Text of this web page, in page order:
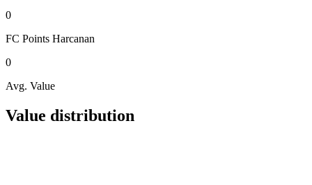
0
FC Points Harcanan
0
Avg. Value
Value distribution